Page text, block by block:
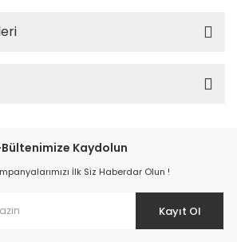
Bültenimize Kaydolun
İlk Siz Haberdar Olun !
Kayıt Ol